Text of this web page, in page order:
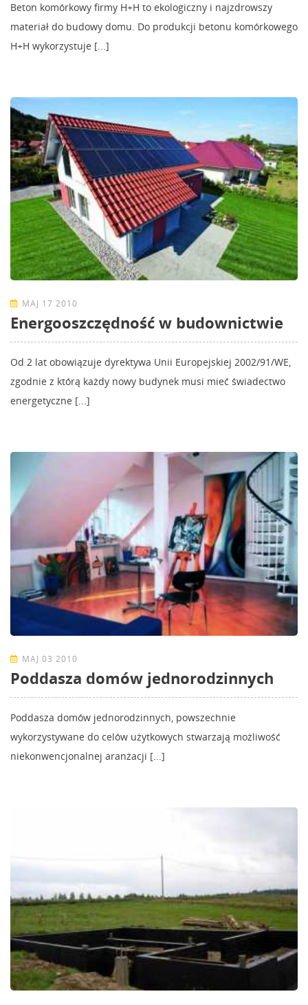
Beton komórkowy firmy H+H to ekologiczny i najzdrowszy
materiał do budowy domu. Do produkcji betonu komórkowego
H+H wykorzystuje [...]
MAJ 17 2010
Energooszczędność w budownictwie
Od 2 lat obowiązuje dyrektywa Unii Europejskiej 2002/91/WE,
zgodnie z którą każdy nowy budynek musi mieć świadectwo
energetyczne [...]
MAJ 03 2010
Poddasza domów jednorodzinnych
Poddasza domów jednorodzinnych, powszechnie
wykorzystywane do celów użytkowych stwarzają możliwość
niekonwencjonalnej aranżacji [...]